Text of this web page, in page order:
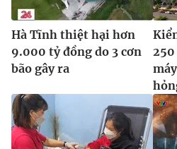
Hà Tĩnh thiệt hại hơn
9.000 tỷ đồng do 3 cơn
bão gây ra